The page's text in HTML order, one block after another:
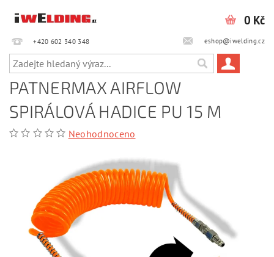
+420 602 340 348‎‎ eshop@iwelding.cz
0 Kč
PATNERMAX AIRFLOW
SPIRÁLOVÁ HADICE PU 15 M
Neohodnoceno